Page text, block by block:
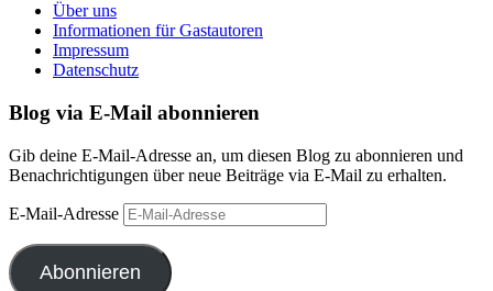
Über uns
Informationen für Gastautoren
Impressum
Datenschutz
Blog via E-Mail abonnieren
Gib deine E-Mail-Adresse an, um diesen Blog zu abonnieren und
Benachrichtigungen über neue Beiträge via E-Mail zu erhalten.
E-Mail-Adresse
Abonnieren